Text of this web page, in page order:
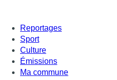
Reportages
Sport
Culture
Émissions
Ma commune